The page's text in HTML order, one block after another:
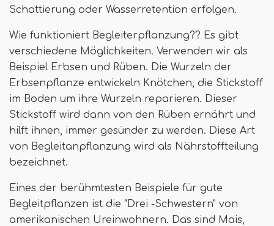
Schattierung oder Wasserretention erfolgen.
Wie funktioniert Begleiterpflanzung?? Es gibt
verschiedene Möglichkeiten. Verwenden wir als
Beispiel Erbsen und Rüben. Die Wurzeln der
Erbsenpflanze entwickeln Knötchen, die Stickstoff
im Boden um ihre Wurzeln reparieren. Dieser
Stickstoff wird dann von den Rüben ernährt und
hilft ihnen, immer gesünder zu werden. Diese Art
von Begleitanpflanzung wird als Nährstoffteilung
bezeichnet.
Eines der berühmtesten Beispiele für gute
Begleitpflanzen ist die "Drei -Schwestern" von
amerikanischen Ureinwohnern. Das sind Mais,